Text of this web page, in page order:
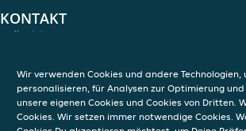
KONTAKT
Boğaziçi
10551 Berlin
Wir verwenden Cookies und andere
personalisieren, für Analysen zur Optimierung
unsere eigenen Cookies und Cookies von Dritten.
Cookies. Wir setzen immer notwendige Cookies.